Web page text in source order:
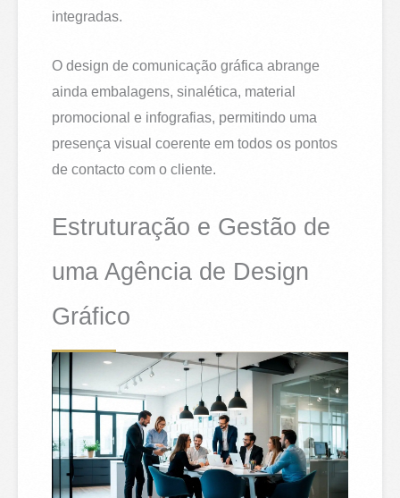
integradas.
O design de comunicação gráfica abrange
ainda embalagens, sinalética, material
promocional e infografias, permitindo uma
presença visual coerente em todos os pontos
de contacto com o cliente.
Estruturação e Gestão de
uma Agência de Design
Gráfico